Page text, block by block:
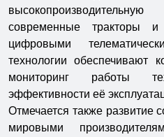
современные тракторы
цифровыми
технологии обеспечивают
мониторинг работы
эффективности её
Отмечается также развитие
мировыми